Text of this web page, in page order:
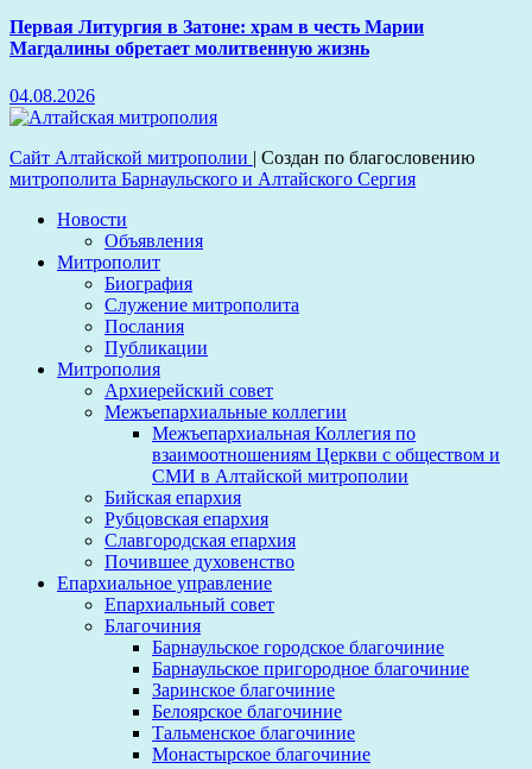
Первая Литургия в Затоне: храм в честь Марии
Магдалины обретает молитвенную жизнь
04.08.2026
Сайт Алтайской митрополии | Создан по благословению
митрополита Барнаульского и Алтайского Сергия
Новости
Объявления
Митрополит
Биография
Служение митрополита
Послания
Публикации
Митрополия
Архиерейский совет
Межъепархиальные коллегии
Межъепархиальная Коллегия по
взаимоотношениям Церкви с обществом и
СМИ в Алтайской митрополии
Бийская епархия
Рубцовская епархия
Славгородская епархия
Почившее духовенство
Епархиальное управление
Епархиальный совет
Благочиния
Барнаульское городское благочиние
Барнаульское пригородное благочиние
Заринское благочиние
Белоярское благочиние
Тальменское благочиние
Монастырское благочиние